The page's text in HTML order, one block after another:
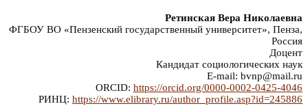
Ретинская Вера Николаевна
ФГБОУ ВО «Пензенский государственный университет», Пенза,
Россия
Доцент
Кандидат социологических наук
E-mail: bvnp@mail.ru
ORCID: https://orcid.org/0000-0002-0425-4046
РИНЦ: https://www.elibrary.ru/author_profile.asp?id=245886